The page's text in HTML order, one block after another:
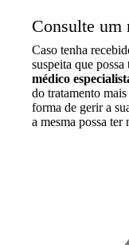
Consulte um
Caso tenha
suspeita que
médico
do tratamento
forma de gerir a
a mesma possa ter